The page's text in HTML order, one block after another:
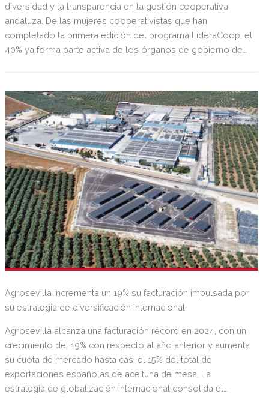
diversidad y la transparencia en la gestión cooperativa
andaluza. De las mujeres cooperativistas que han
completado la primera edición del programa LideraCoop, el
40% ya forma parte activa de los órganos de gobierno de
Agrosevilla incrementa un 19% su facturación impulsada por
su estrategia de diversificación internacional
Agrosevilla alcanza una facturación récord en 2024, con un
crecimiento del 19% con respecto al año anterior y aumenta
su cuota de mercado hasta casi el 15% del total de
exportaciones españolas de aceituna de mesa. La
estrategia de globalización internacional consolida el